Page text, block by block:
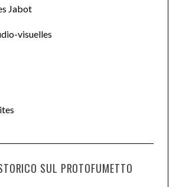
Jabot
visuelles
SUL PROTOFUMETTO